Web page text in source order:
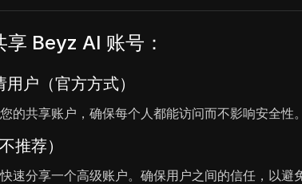
Beyz AI 账号：
户（官方方式）
的共享账户，确保每个人都能访问而不影响安全性。
推荐）
速分享一个高级账户。确保用户之间的信任，以避